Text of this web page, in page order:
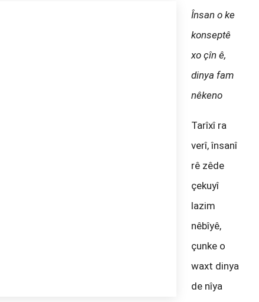
Însan o ke
konseptê
xo çîn ê,
dinya fam
nêkeno
Tarîxî ra
verî, însanî
rê zêde
çekuyî
lazim
nêbîyê,
çunke o
waxt dinya
de nîya